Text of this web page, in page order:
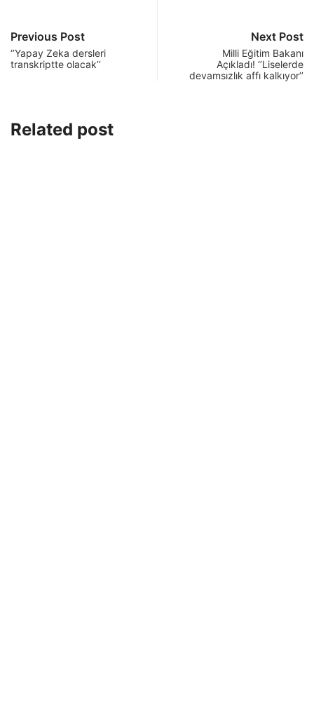
Previous Post
‘’Yapay Zeka dersleri
transkriptte olacak’’
Next Post
Milli Eğitim Bakanı
Açıkladı! ‘’Liselerde
devamsızlık affı kalkıyor’’
Related post